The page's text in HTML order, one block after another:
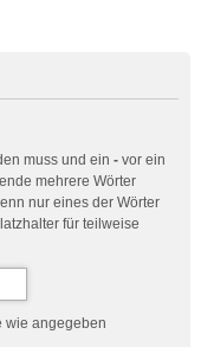
muss und ein - vor ein
mehrere Wörter
nur eines der Wörter
für teilweise
wie angegeben